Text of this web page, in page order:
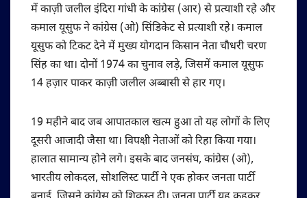
में काज़ी जलील इंदिरा गांधी के कांग्रेस (आर) से प्रत्याशी रहे और
कमाल यूसुफ ने कांग्रेस (ओ) सिंडिकेट से प्रत्याशी रहे। कमाल
यूसुफ को टिकट देने में मुख्य योगदान किसान नेता चौधरी चरण
सिंह का था। दोनों 1974 का चुनाव लड़े, जिसमें कमाल यूसुफ
14 हज़ार पाकर काज़ी जलील अब्बासी से हार गए।
19 महीने बाद जब आपातकाल खत्म हुआ तो यह लोगों के लिए
दूसरी आजादी जैसा था। विपक्षी नेताओं को रिहा किया गया।
हालात सामान्य होने लगे। इसके बाद जनसंघ, कांग्रेस (ओ),
भारतीय लोकदल, सोशलिस्ट पार्टी ने एक होकर जनता पार्टी